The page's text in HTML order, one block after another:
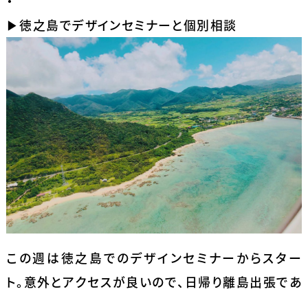
▶徳之島でデザインセミナーと個別相談
この週は徳之島でのデザインセミナーからスター
ト。意外とアクセスが良いので、日帰り離島出張であ